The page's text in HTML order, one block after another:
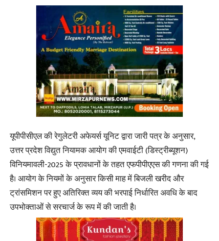
यूपीपीसीएल की रेगुलेटरी अफेयर्स यूनिट द्वारा जारी पत्र के अनुसार,
उत्तर प्रदेश विद्युत नियामक आयोग की एमवाईटी (डिस्ट्रीब्यूशन)
विनियमावली-2025 के प्रावधानों के तहत एफपीपीएएस की गणना की गई
है। आयोग के नियमों के अनुसार किसी माह में बिजली खरीद और
ट्रांसमिशन पर हुए अतिरिक्त व्यय की भरपाई निर्धारित अवधि के बाद
उपभोक्ताओं से सरचार्ज के रूप में की जाती है।